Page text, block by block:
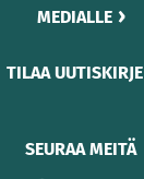
MEDIALLE
TILAA UUTISKIRJE
SEURAA MEITÄ